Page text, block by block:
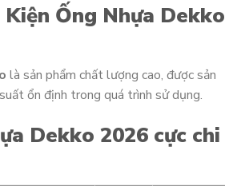
Ống Nhựa Dekko
là sản phẩm chất lượng cao, được sản
ổn định trong quá trình sử dụng.
Dekko 2026 cực chi